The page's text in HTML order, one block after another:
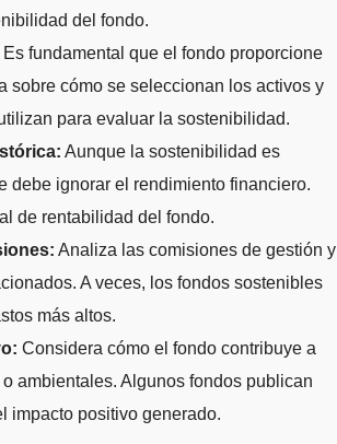
del fondo.
Es fundamental que el fondo proporcione
sobre cómo se seleccionan los activos y
para evaluar la sostenibilidad.
Aunque la sostenibilidad es
debe ignorar el rendimiento financiero.
de rentabilidad del fondo.
Analiza las comisiones de gestión y
A veces, los fondos sostenibles
más altos.
Considera cómo el fondo contribuye a
ambientales. Algunos fondos publican
impacto positivo generado.